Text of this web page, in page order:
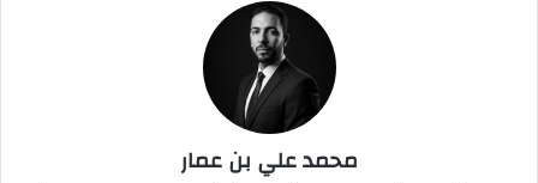
محمد علي بن عمار